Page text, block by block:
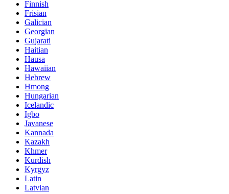
Finnish
Frisian
Galician
Georgian
Gujarati
Haitian
Hausa
Hawaiian
Hebrew
Hmong
Hungarian
Icelandic
Igbo
Javanese
Kannada
Kazakh
Khmer
Kurdish
Kyrgyz
Latin
Latvian